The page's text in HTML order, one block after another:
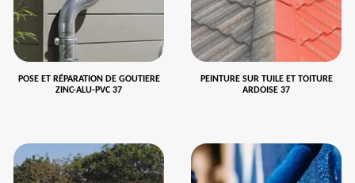
POSE ET RÉPARATION DE GOUTIERE
ZINC-ALU-PVC 37
PEINTURE SUR TUILE ET TOITURE
ARDOISE 37